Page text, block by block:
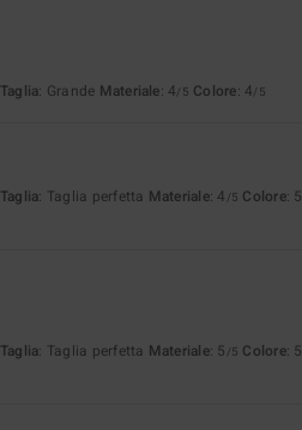
Taglia: Grande Materiale: 4/5 Colore: 4/5
Taglia: Taglia perfetta Materiale: 4 /5 Colore: 5
Taglia: Taglia perfetta Materiale: 5 /5 Colore: 5